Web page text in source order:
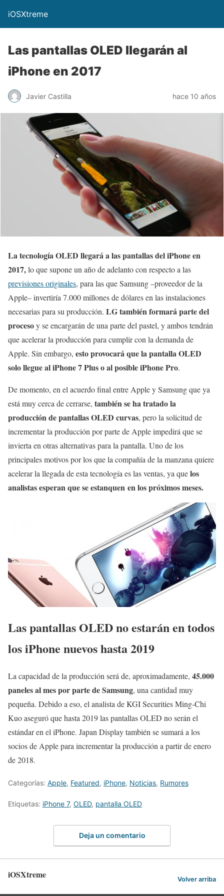
iOSXtreme
Las pantallas OLED llegarán al
iPhone en 2017
Javier Castilla hace 10 años
La tecnología OLED llegará a las pantallas del iPhone en
2017,lo que supone un año de adelanto con respecto a las
previsiones originales, para las que Samsung –proveedor de la
Apple– invertiría 7.000 millones de dólares en las instalaciones
necesarias para su producción. LG también formará parte del
procesoy se encargarán de una parte del pastel, y ambos tendrán
que acelerar la producción para cumplir con la demanda de
Apple. Sin embargo, esto provocará que la pantalla OLED
solo llegue al iPhone 7 Plus o al posible iPhone Pro.
De momento, en el acuerdo final entre Apple y Samsung que ya
está muy cerca de cerrarse, también se ha tratado la
producción de pantallas OLED curvas, pero la solicitud de
incrementar la producción por parte de Apple impedirá que se
invierta en otras alternativas para la pantalla. Uno de los
principales motivos por los que la compañía de la manzana quiere
acelerar la llegada de esta tecnología es las ventas, ya quelos
analistas esperan que se estanquen en los próximos meses.
Las pantallas OLED no estarán en todos
los iPhone nuevos hasta 2019
La capacidad de la producción será de, aproximadamente, 45.000
paneles al mes por parte de Samsung, una cantidad muy
pequeña. Debido a eso, el analista de KGI Securities Ming-Chi
Kuo aseguró que hasta 2019 las pantallas OLED no serán el
estándar en el iPhone. Japan Display también se sumará a los
socios de Apple para incrementar la producción a partir de enero
de 2018.
Categorías: Apple, Featured, iPhone, Noticias, Rumores
Etiquetas: iPhone 7, OLED, pantalla OLED
Deja un comentario
iOSXtreme Volver arriba